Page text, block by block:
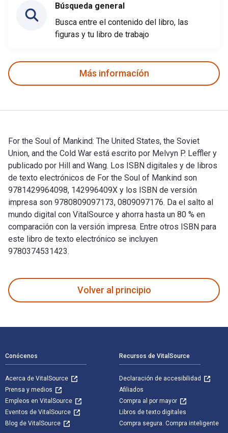
Búsqueda general
Busca entre el contenido del libro, las
figuras y tu libro de trabajo
Más informacíón
For the Soul of Mankind: The United States, the Soviet
Union, and the Cold War está escrito por Melvyn P. Leffler y
publicado por Hill and Wang. Los ISBN digitales y de libros
de texto electrónicos de For the Soul of Mankind son
9781429964098, 142996409X y los ISBN de versión
impresa son 9780809097173, 0809097176. Da el salto al
mundo digital con VitalSource y ahorra hasta un 80 % en
comparación con la versión impresa. Entre otros ISBN para
este libro de texto electrónico se incluyen
9780374531423.
Volver al principio
Conócenos
Acerca de VitalSource
Prensa y medios
Empleos en VitalSource
Eventos de VitalSource
Blog de VitalSource
Recursos de VitalSource
Declaración de accesibilidad
Afiliados
Compra al por mayor
Libros de texto digitales
Compra segura. Compra inteligente